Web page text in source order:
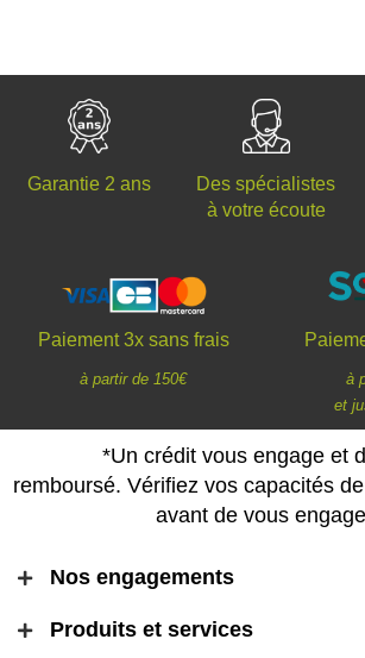
Garantie 2 ans
Des spécialistes
à votre écoute
Paiement 3x sans frais
à partir de 150€
à
et
*Un crédit vous engage et
remboursé. Vérifiez vos capacités
avant de vous
Nos engagements
Produits et services